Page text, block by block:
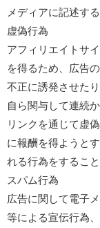
メディアに記述する
虚偽行為
アフィリエイトサ
を得るため、広告
不正に誘発させた
自ら関与して連続
リンクを通じて虚
に報酬を得ようと
れる行為をすること
スパム行為
広告に関して電子
等による宣伝行為